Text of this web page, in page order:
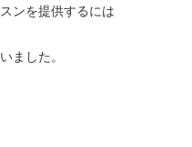
ンを提供するには
ました。